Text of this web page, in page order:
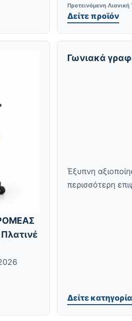
Προτεινόμενη Λιανική
Δείτε προϊόν
Γωνιακά
Έξυπνη
περισσότερη
Δείτε κατηγορία